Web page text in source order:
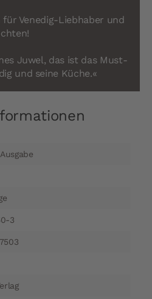
für Venedig-Liebhaber und
Juwel, das ist das Must-
und seine Küche.«
3